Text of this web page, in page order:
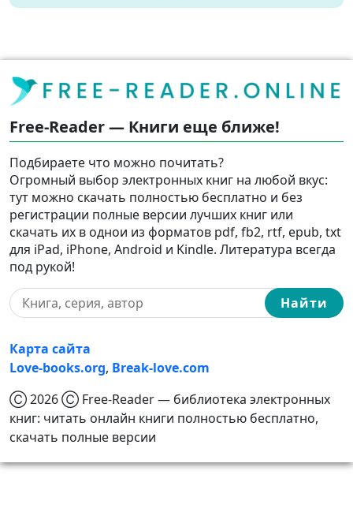
Free-Reader — Книги еще ближе!
Подбираете что можно почитать?
Огромный выбор электронных книг на любой вкус:
тут можно скачать полностью бесплатно и без
регистрации полные версии лучших книг или
скачать их в однои из форматов pdf, fb2, rtf, epub, txt
для iPad, iPhone, Android и Kindle. Литература всегда
под рукой!
Найти
Карта сайта
Love-books.org, Break-love.com
Ⓒ 2026 Ⓒ Free-Reader — библиотека электронных
книг: читать онлайн книги полностью бесплатно,
скачать полные версии